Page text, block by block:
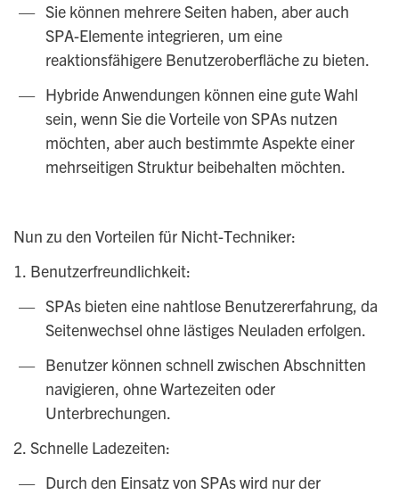
Sie können mehrere Seiten haben, aber auch
SPA-Elemente integrieren, um eine
reaktionsfähigere Benutzeroberfläche zu bieten.
Hybride Anwendungen können eine gute Wahl
sein, wenn Sie die Vorteile von SPAs nutzen
möchten, aber auch bestimmte Aspekte einer
mehrseitigen Struktur beibehalten möchten.
Nun zu den Vorteilen für Nicht-Techniker:
1. Benutzerfreundlichkeit:
SPAs bieten eine nahtlose Benutzererfahrung, da
Seitenwechsel ohne lästiges Neuladen erfolgen.
Benutzer können schnell zwischen Abschnitten
navigieren, ohne Wartezeiten oder
Unterbrechungen.
2. Schnelle Ladezeiten:
Durch den Einsatz von SPAs wird nur der